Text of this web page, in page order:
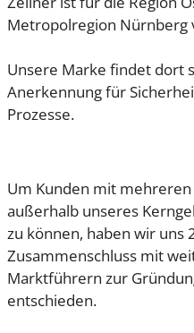
Metropolregion Nürnberg
Unsere Marke findet dort
Anerkennung für
Prozesse.
Um Kunden mit
außerhalb unseres
zu können, haben wir uns
Zusammenschluss mit
Marktführern zur
entschieden.